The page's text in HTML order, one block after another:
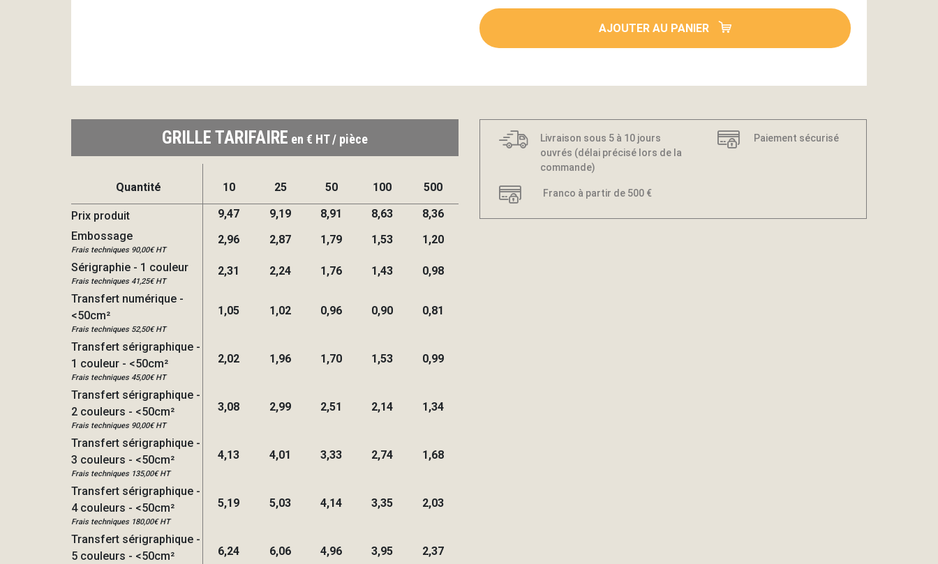
AJOUTER AU PANIER
GRILLE TARIFAIRE en € HT / pièce
Quantité 10 25 50 100 500
Prix produit 9,47 9,19 8,91 8,63
8,36
Embossage
Frais techniques 90,00€ HT
2,96 2,87 1,79 1,53 1,20
Sérigraphie - 1 couleur
Frais techniques 41,25€ HT
2,31 2,24 1,76 1,43 0,98
Transfert numérique -
<50cm²
Frais techniques 52,50€ HT
1,05 1,02 0,96 0,90 0,81
Transfert sérigraphique -
1 couleur - <50cm²
Frais techniques 45,00€ HT
2,02 1,96 1,70 1,53 0,99
Transfert sérigraphique -
2 couleurs - <50cm²
Frais techniques 90,00€ HT
3,08 2,99 2,51 2,14 1,34
Transfert sérigraphique -
3 couleurs - <50cm²
Frais techniques 135,00€ HT
4,13 4,01 3,33 2,74 1,68
Transfert sérigraphique -
4 couleurs - <50cm²
Frais techniques 180,00€ HT
5,19 5,03 4,14 3,35 2,03
Transfert sérigraphique -
5 couleurs - <50cm²
6,24 6,06 4,96 3,95 2,37
Livraison sous 5 à 10 jours
ouvrés (délai précisé lors de la
commande)
Paiement sécurisé
Franco à partir de 500 €